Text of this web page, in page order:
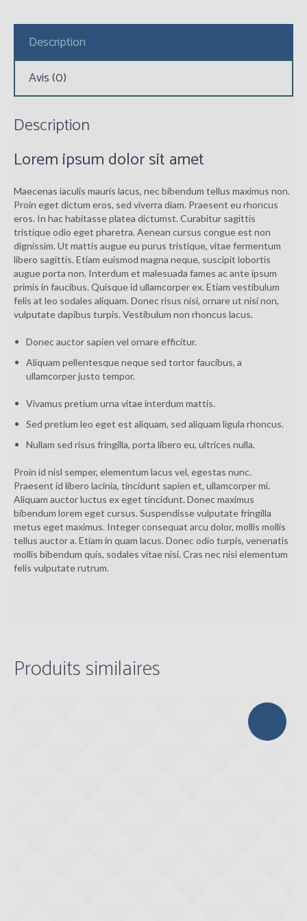
Description
Avis (0)
Description
Lorem ipsum dolor sit amet
Maecenas iaculis mauris lacus, nec bibendum tellus maximus non.
Proin eget dictum eros, sed viverra diam. Praesent eu rhoncus
eros. In hac habitasse platea dictumst. Curabitur sagittis
tristique odio eget pharetra. Aenean cursus congue est non
dignissim. Ut mattis augue eu purus tristique, vitae fermentum
libero sagittis. Etiam euismod magna neque, suscipit lobortis
augue porta non. Interdum et malesuada fames ac ante ipsum
primis in faucibus. Quisque id ullamcorper ex. Etiam vestibulum
felis at leo sodales aliquam. Donec risus nisi, ornare ut nisi non,
vulputate dapibus turpis. Vestibulum non rhoncus lacus.
Donec auctor sapien vel ornare efficitur.
Aliquam pellentesque neque sed tortor faucibus, a
ullamcorper justo tempor.
Vivamus pretium urna vitae interdum mattis.
Sed pretium leo eget est aliquam, sed aliquam ligula rhoncus.
Nullam sed risus fringilla, porta libero eu, ultrices nulla.
Proin id nisl semper, elementum lacus vel, egestas nunc.
Praesent id libero lacinia, tincidunt sapien et, ullamcorper mi.
Aliquam auctor luctus ex eget tincidunt. Donec maximus
bibendum lorem eget cursus. Suspendisse vulputate fringilla
metus eget maximus. Integer consequat arcu dolor, mollis mollis
tellus auctor a. Etiam in quam lacus. Donec odio turpis, venenatis
mollis bibendum quis, sodales vitae nisi. Cras nec nisi elementum
felis vulputate rutrum.
Produits similaires
Promo !